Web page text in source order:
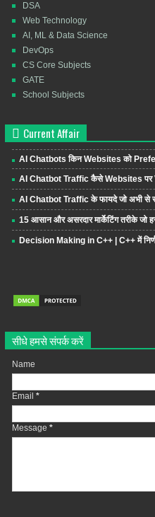
DSA
Web Technology
AI, ML & Data Science
DevOps
CS Core Subjects
GATE
School Subjects
Current Affair
AI Chatbots किन Websites को
AI Chatbot Traffic कैसे Websites पर
AI Chatbot Traffic के फायदे जो अभी से
15 आसान और असरदार मार्केटिंग तरीके जो
Decision Making in C++ | C++ में
सीधे हमसे संपर्क करें
Name
Email *
Message *